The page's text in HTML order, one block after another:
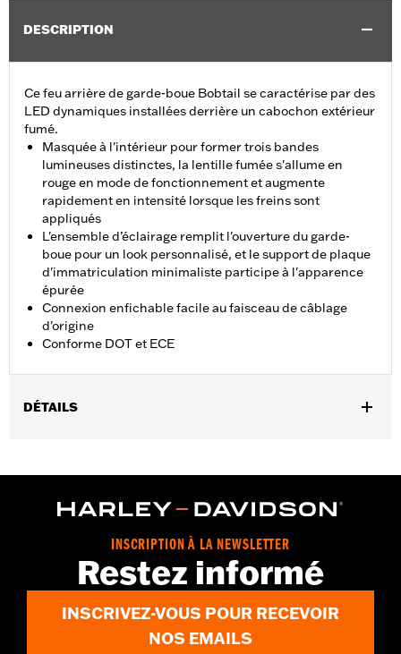
DESCRIPTION
Ce feu arrière de garde-boue Bobtail se caractérise par des
LED dynamiques installées derrière un cabochon extérieur
fumé.
Masquée à l'intérieur pour former trois bandes
lumineuses distinctes, la lentille fumée s'allume en
rouge en mode de fonctionnement et augmente
rapidement en intensité lorsque les freins sont
appliqués
L'ensemble d’éclairage remplit l'ouverture du garde-
boue pour un look personnalisé, et le support de plaque
d'immatriculation minimaliste participe à l'apparence
épurée
Connexion enfichable facile au faisceau de câblage
d'origine
Conforme DOT et ECE
DÉTAILS
Bobtail P/N 53979-07A et 56452-07 s'il est utilisé avec le kit de
montage P/N 59320-07A. Incompatible avec le porte-bagages de
garde-boue Bobtail P/N 56452-07, 60161-06 ou 53979-07.
Instructions d’installation
Fumé
Couleur de l’éclairage:Rouge
Chaque
INSCRIPTION À LA NEWSLETTER
Restez informé
INSCRIVEZ-VOUS POUR RECEVOIR
NOS EMAILS